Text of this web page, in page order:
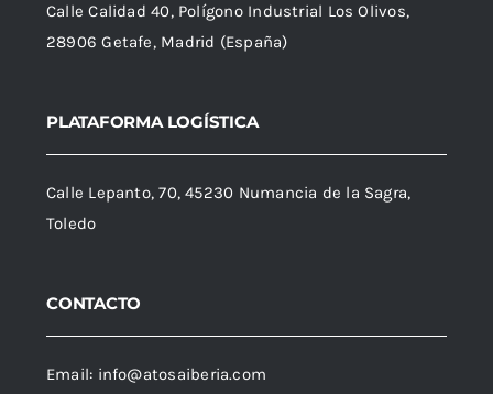
Calle Calidad 40, Polígono Industrial Los Olivos,
28906 Getafe, Madrid (España)
PLATAFORMA LOGÍSTICA
Calle Lepanto, 70, 45230 Numancia de la Sagra,
Toledo
CONTACTO
Email: info@atosaiberia.com